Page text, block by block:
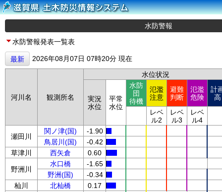
水防警報
水防警報発表一覧表
最新 2026年08月07日 07時20分 現在
河川名 観測所名
水位状況
実況
水位
平常
水位
水防
団
待機
氾濫
注意
避難
判断
氾濫
危険
計
高
レベ
ル2
レベ
ル3
レベ
ル4
瀬田川
関ノ津(国)
-1.90
鳥居川(国)
-0.42
草津川
西矢倉 0.60
野洲川
水口橋
-1.65
野洲(国)
-0.34
杣川
北杣橋 0.17